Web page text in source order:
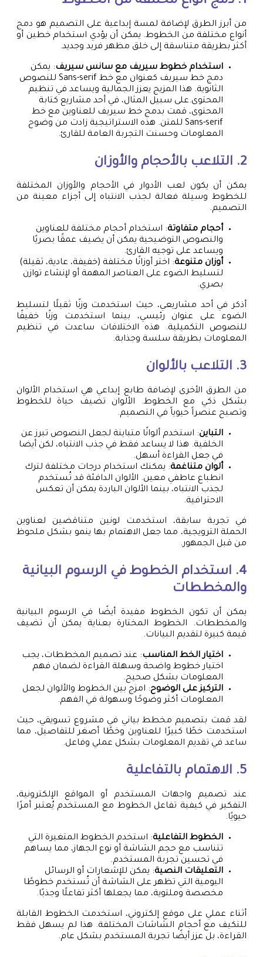
من أبرز الطرق لإضافة لمسة إبداعية على التصميم هو دمج
أنواع مختلفة من الخطوط. يمكن أن يؤدي استخدام خطين أو
أكثر بطريقة متناسقة إلى خلق مظهر فريد وجديد.
استخدام خطوط سيريف مع سانس سيريف: يمكن
دمج خط سيريف كعنوان مع خط Sans-serif للنصوص
الثانوية. هذا المزيج يعزز الجمالية ويساعد في تنظيم
المحتوى.على سبيل المثال، في أحد مشاريع كتابة
المحتوى، قمت بدمج خط سيريف للعناوين مع خط
Sans-serif للمتن. هذه الاستراتيجية زادت من وضوح
المعلومات وحسنت التجربة العامة للقارئ.
2. التلاعب بالأحجام والأوزان
يمكن أن يكون لعب الأدوار في الأحجام والأوزان المختلفة
للخطوط وسيلة فعالة لجذب الانتباه إلى أجزاء معينة من
التصميم.
أحجام متفاوتة: استخدام أحجام مختلفة للعناوين
والنصوص التوضيحية يمكن أن يضيف عمقًا بصريًا
ويساعد على توجيه القارئ.
أوزان متنوعة: اختر أوزانًا مختلفة (خفيفة، عادية، ثقيلة)
لتسليط الضوء على العناصر المهمة أو لإنشاء توازن
بصري.
أذكر في أحد مشاريعي، حيث استخدمت وزنًا ثقيلًا لتسليط
الضوء على عنوان رئيسي، بينما استخدمت وزنًا خفيفًا
للنصوص التكميلية. هذه الاختلافات ساعدت في تنظيم
المعلومات بطريقة سلسة وجذابة.
3. التلاعب بالألوان
من الطرق الأخرى لإضافة طابع إبداعي هي استخدام الألوان
بشكل ذكي مع الخطوط. الألوان تضيف حياة للخطوط
وتصبح عنصراً حيوياً في التصميم.
التباين: استخدم ألوانًا متباينة لجعل النصوص تبرز عن
الخلفية. هذا لا يساعد فقط في جذب الانتباه، لكن أيضا
في جعل القراءة أسهل.
ألوان متناغمة: يمكنك استخدام درجات مختلفة لترك
انطباع عاطفي معين. الألوان الدافئة قد تُستخدم
لجذب الانتباه، بينما الألوان الباردة يمكن أن تعكس
الاحترافية.
في تجربة سابقة، استخدمت لونين متناقضين لعناوين
الحملة الترويجية، مما جعل الاهتمام بها ينمو بشكل ملحوظ
من قبل الجمهور.
4. استخدام الخطوط في الرسوم البيانية
والمخططات
يمكن أن تكون الخطوط مفيدة أيضًا في الرسوم البيانية
والمخططات. الخطوط المختارة بعناية يمكن أن تضيف
قيمة كبيرة لتقديم البيانات.
اختيار الخط المناسب: عند تصميم المخططات، يجب
اختيار خطوط واضحة وسهلة القراءة لضمان فهم
المعلومات بشكل صحيح.
التركيز على الوضوح: امزج بين الخطوط والألوان لجعل
المعلومات أكثر وضوحًا وسهولة في الفهم.
لقد قمت بتصميم مخطط بياني في مشروع تسويقي، حيث
استخدمت خطًا كبيرًا للعناوين وخطًا أصغر للتفاصيل، مما
ساعد في تقديم المعلومات بشكل عملي وفاعل.
5. الاهتمام بالتفاعلية
عند تصميم واجهات المستخدم أو المواقع الإلكترونية،
التفكير في كيفية تفاعل الخطوط مع المستخدم يُعتبر أمرًا
حيويًا.
الخطوط التفاعلية: استخدم الخطوط المتغيرة التي
تتناسب مع حجم الشاشة أو نوع الجهاز، مما يساهم
في تحسين تجربة المستخدم.
التعليقات النصية: يمكن للإشعارات أو الرسائل
اليومية التي تظهر على الشاشة أن تُستخدم خطوطًا
مخصصة وملتوية، مما يجعلها أكثر تفاعلًا وجذبًا.
أثناء عملي على موقع إلكتروني، استخدمت الخطوط القابلة
للتكيف مع أحجام الشاشات المختلفة. هذا لم يسهل فقط
القراءة، بل عزز أيضًا تجربة المستخدم بشكل عام.